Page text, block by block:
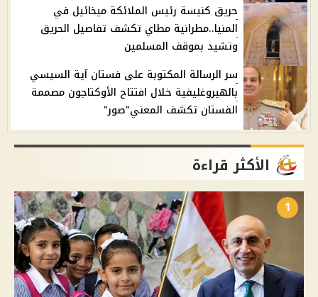
حريق كنيسة رئيس الملائكة ميخائيل في
المنيا..مطرانية مطاي تكشف تفاصيل الحريق
وتشيد بموقف المسلمين
سر الرسالة المكتوبة على فستان آية السيسي
بالهيروغليفية خلال افتتاح الأوكتاجون مصممة
الفستان تكشف المعني"صور"
الأكثر قراءة
1